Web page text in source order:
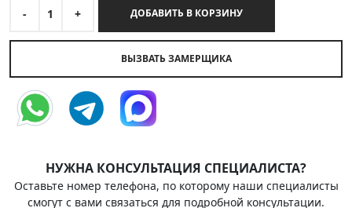
- 1 + ДОБАВИТЬ В КОРЗИНУ
ВЫЗВАТЬ ЗАМЕРЩИКА
НУЖНА КОНСУЛЬТАЦИЯ СПЕЦИАЛИСТА?
Оставьте номер телефона, по которому наши специалисты
смогут с вами связаться для подробной консультации.